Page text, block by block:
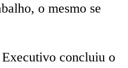
o mesmo se
concluiu o